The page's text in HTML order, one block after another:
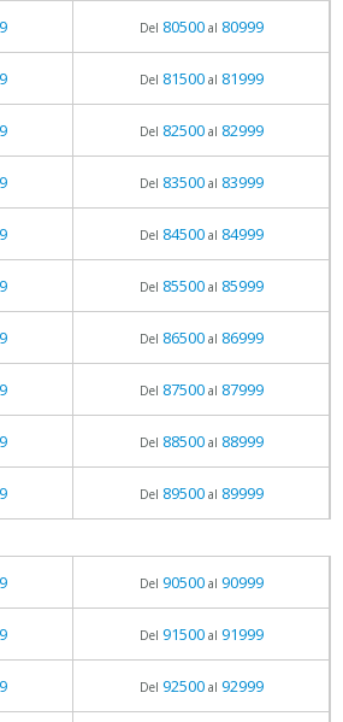
Del 80500al 80999
Del 81500al 81999
Del 82500al 82999
Del 83500al 83999
Del 84500al 84999
Del 85500al 85999
Del 86500al 86999
Del 87500al 87999
Del 88500al 88999
Del 89500al 89999
Del 90500al 90999
Del 91500al 91999
Del 92500al 92999